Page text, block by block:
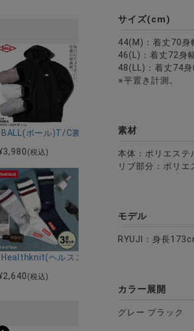
トレーナー/全2色
/全6色
ダンボールプリントプル長袖パーカー/全2色
BALL(ボール)T/C裏毛ワッペン付き長袖パーカ
3,980 (税込)
】
クト)BACK TO THE FUTURE マーティ/デロ
Healthknit(ヘルスニット)ワンポイント刺繍２
2,640 (税込)
サイズ(cm)
44(M)：着丈70身
46(L)：着丈72身
48(LL)：着丈74
※平置き計測。
素材
本体：ポリエステ
リブ部分：ポリエ
モデル
RYUJI：身長
カラー展開
グレー ブラック